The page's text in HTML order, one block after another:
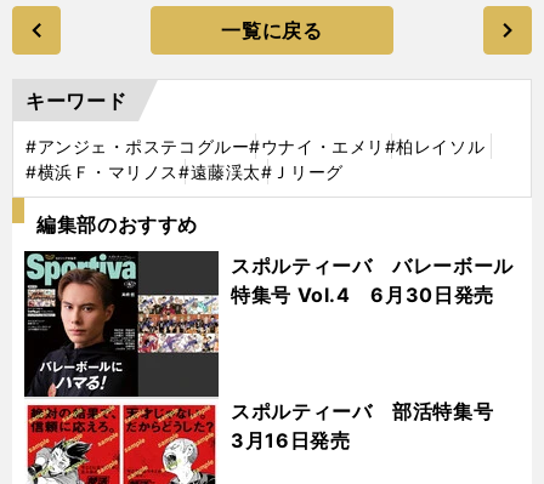
一覧に戻る
キーワード
#アンジェ・ポステコグルー#ウナイ・エメリ #柏レイソル
#横浜Ｆ・マリノス#遠藤渓太#Ｊリーグ
編集部のおすすめ
スポルティーバ バレーボール
特集号 Vol.4 6月30日発売
スポルティーバ 部活特集号
3月16日発売